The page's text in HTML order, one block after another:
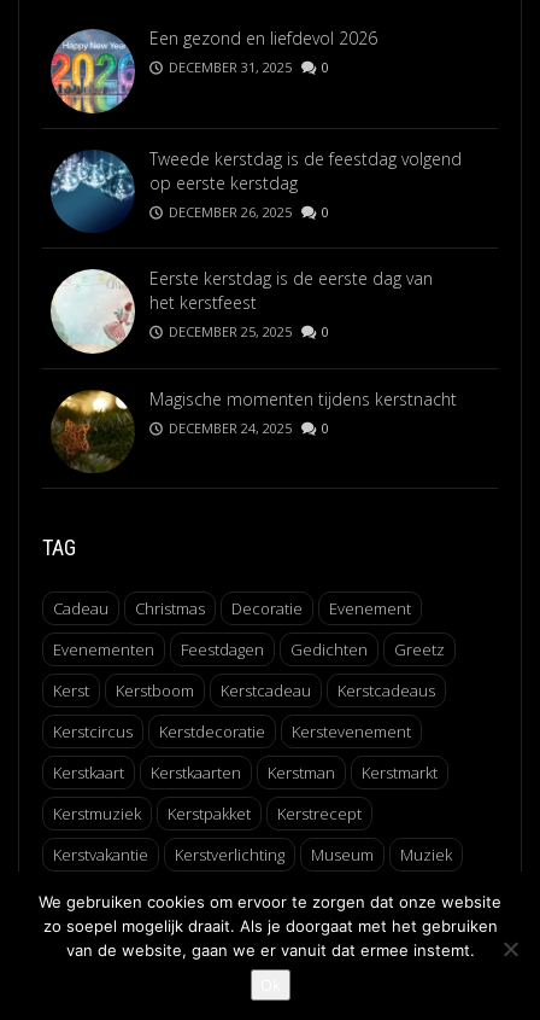
Een gezond en liefdevol 2026
DECEMBER 31, 2025 0
Tweede kerstdag is de feestdag volgend
op eerste kerstdag
DECEMBER 26, 2025 0
Eerste kerstdag is de eerste dag van
het kerstfeest
DECEMBER 25, 2025 0
Magische momenten tijdens kerstnacht
DECEMBER 24, 2025 0
TAG
Cadeau Christmas Decoratie
Evenement
Evenementen
Feestdagen Gedichten
Greetz
Kerst
Kerstboom Kerstcadeau
Kerstcadeaus
Kerstcircus
Kerstdecoratie
Kerstevenement
Kerstkaart
Kerstkaarten Kerstman
Kerstmarkt
Kerstmuziek
Kerstpakket
Kerstrecept
Kerstvakantie
Kerstverlichting Museum
Muziek
Recept
Schaatsen Winter Winterfair
We gebruiken cookies om ervoor te zorgen dat onze website
zo soepel mogelijk draait. Als je doorgaat met het gebruiken
van de website, gaan we er vanuit dat ermee instemt.